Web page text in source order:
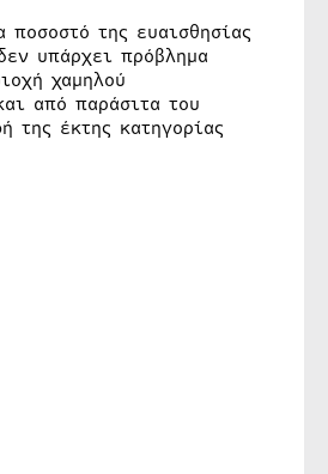
της ευαισθησίας
υπάρχει πρόβλημα
χαμηλού
από παράσιτα του
της έκτης κατηγορίας